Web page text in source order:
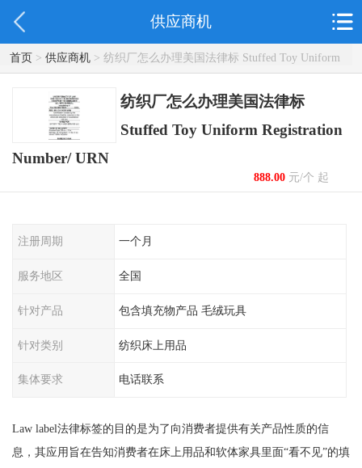
供应商机
首页> 供应商机> 纺织厂怎么办理美国法律标 Stuffed Toy Uniform
Registration Number/ URN
纺织厂怎么办理美国法律标
Stuffed Toy Uniform Registration
Number/ URN
888.00元/个 起
注册周期 一个月
服务地区 全国
针对产品 包含填充物产品 毛绒玩具
针对类别 纺织床上用品
集体要求 电话联系
Law label法律标签的目的是为了向消费者提供有关产品性质的信
息，其应用旨在告知消费者在床上用品和软体家具里面“看不见”的填